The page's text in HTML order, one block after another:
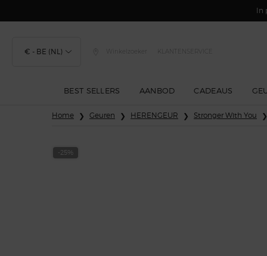
In
€ - BE (NL) Winkelzoeker KLANTENSERVICE
BEST SELLERS AANBOD CADEAUS
Home Geuren HERENGEUR Stronger With You
-25%